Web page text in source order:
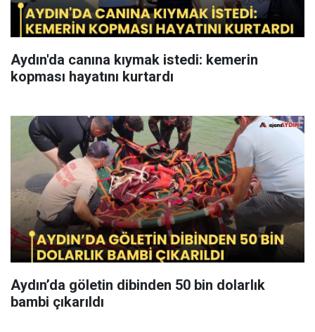
Aydın'da canına kıymak istedi: kemerin
kopması hayatını kurtardı
Aydın’da göletin dibinden 50 bin dolarlık
bambi çıkarıldı